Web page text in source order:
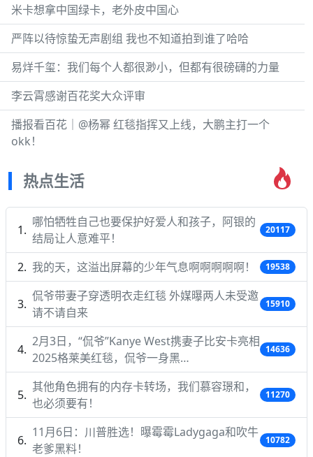
米卡想拿中国绿卡，老外皮中国心
严阵以待惊蛰无声剧组 我也不知道拍到谁了哈哈
易烊千玺：我们每个人都很渺小，但都有很磅礴的力量
李云霄感谢百花奖大众评审
播报看百花｜@杨幂 红毯指挥又上线，大鹏主打一个
okk！
热点生活
哪怕牺牲自己也要保护好爱人和孩子，阿银的
结局让人意难平！
20117
我的天，这溢出屏幕的少年气息啊啊啊啊啊！ 19538
侃爷带妻子穿透明衣走红毯 外媒曝两人未受邀
请不请自来
15910
2月3日，“侃爷”Kanye West携妻子比安卡亮相
2025格莱美红毯，侃爷一身黑…
14636
其他角色拥有的内存卡转场，我们慕容璟和，
也必须要有！
11270
11月6日：川普胜选！曝霉霉Ladygaga和吹牛
老爹黑料！
10782